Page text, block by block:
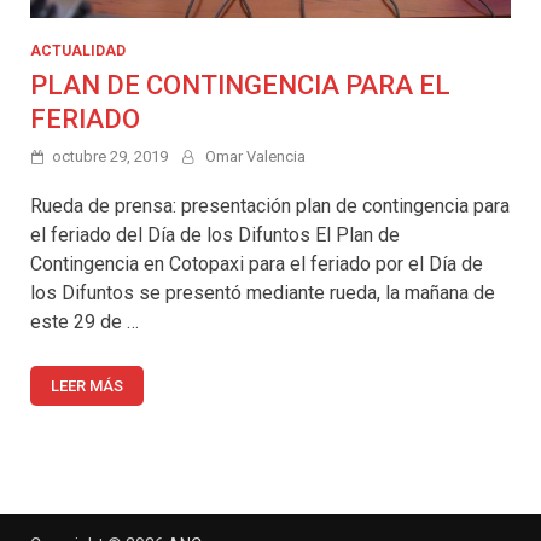
ACTUALIDAD
PLAN DE CONTINGENCIA PARA EL
FERIADO
octubre 29, 2019 Omar Valencia
Rueda de prensa: presentación plan de contingencia para
el feriado del Día de los Difuntos El Plan de
Contingencia en Cotopaxi para el feriado por el Día de
los Difuntos se presentó mediante rueda, la mañana de
este 29 de …
LEER MÁS